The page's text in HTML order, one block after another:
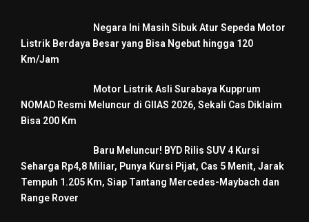
Negara Ini Masih Sibuk Atur Sepeda Motor
Listrik Berdaya Besar yang Bisa Ngebut hingga 120
Km/Jam
Motor Listrik Asli Surabaya Kupprum
NOMAD Resmi Meluncur di GIIAS 2026, Sekali Cas Diklaim
Bisa 200 Km
Baru Meluncur! BYD Rilis SUV 4 Kursi
Seharga Rp4,8 Miliar, Punya Kursi Pijat, Cas 5 Menit, Jarak
Tempuh 1.205 Km, Siap Tantang Mercedes-Maybach dan
Range Rover